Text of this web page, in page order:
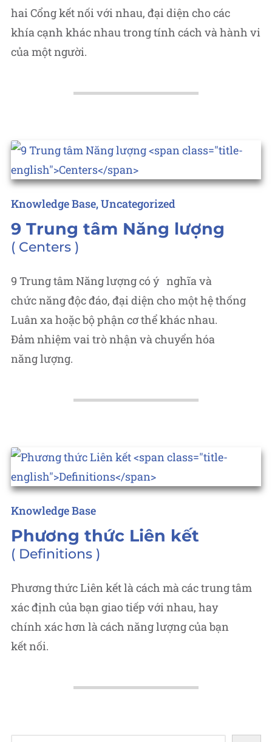
hai Cổng kết nối với nhau, đại diện cho các
khía cạnh khác nhau trong tính cách và hành vi
của một người.
Posted
in
Knowledge Base Uncategorized
9 Trung tâm Năng lượng
Centers
9 Trung tâm Năng lượng có ý nghĩa và
chức năng độc đáo, đại diện cho một hệ thống
Luân xa hoặc bộ phận cơ thể khác nhau.
Đảm nhiệm vai trò nhận và chuyển hóa
năng lượng.
Posted
in
Knowledge Base
Phương thức Liên kết
Definitions
Phương thức Liên kết là cách mà các trung tâm
xác định của bạn giao tiếp với nhau, hay
chính xác hơn là cách năng lượng của bạn
kết nối.